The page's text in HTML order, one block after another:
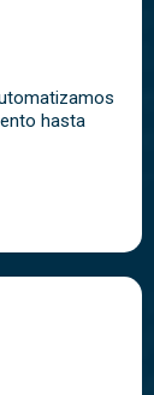
hasta